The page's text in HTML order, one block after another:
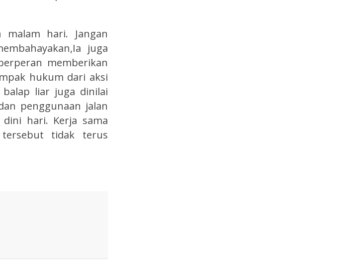
malam hari. Jangan
juga
memberikan
hukum dari aksi
balap liar juga dinilai
penggunaan jalan
hari. Kerja sama
tidak terus